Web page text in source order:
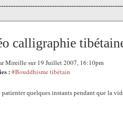
calligraphie
Mireille sur 19 Juillet 2007, 16:10pm
: #Bouddhisme tibétain
quelques instants pendant que la